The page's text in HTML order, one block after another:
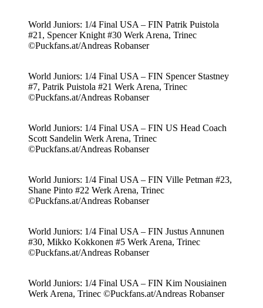
World Juniors: 1/4 Final USA – FIN Patrik Puistola
#21, Spencer Knight #30 Werk Arena, Trinec
©Puckfans.at/Andreas Robanser
World Juniors: 1/4 Final USA – FIN Spencer Stastney
#7, Patrik Puistola #21 Werk Arena, Trinec
©Puckfans.at/Andreas Robanser
World Juniors: 1/4 Final USA – FIN US Head Coach
Scott Sandelin Werk Arena, Trinec
©Puckfans.at/Andreas Robanser
World Juniors: 1/4 Final USA – FIN Ville Petman #23,
Shane Pinto #22 Werk Arena, Trinec
©Puckfans.at/Andreas Robanser
World Juniors: 1/4 Final USA – FIN Justus Annunen
#30, Mikko Kokkonen #5 Werk Arena, Trinec
©Puckfans.at/Andreas Robanser
World Juniors: 1/4 Final USA – FIN Kim Nousiainen
Werk Arena, Trinec ©Puckfans.at/Andreas Robanser